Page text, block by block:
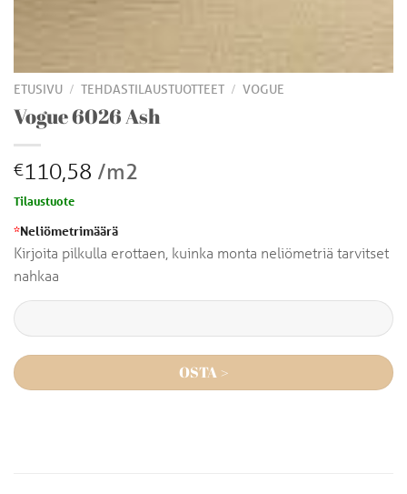
ETUSIVU / TEHDASTILAUSTUOTTEET / VOGUE
Vogue 6026 Ash
€110,58 /m2
Tilaustuote
*Neliömetrimäärä
Kirjoita pilkulla erottaen, kuinka monta neliömetriä tarvitset
nahkaa
OSTA >